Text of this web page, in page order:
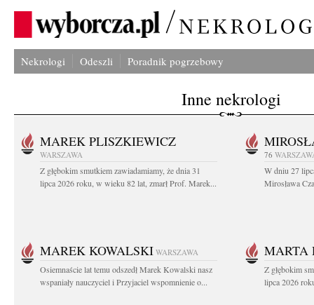
Nekrologi Odeszli Poradnik pogrzebowy
Inne nekrologi
MAREK PLISZKIEWICZ
WARSZAWA
Z głębokim smutkiem zawiadamiamy, że dnia 31
lipca 2026 roku, w wieku 82 lat, zmarł Prof. Marek...
76
W dniu 27
Mirosława
MAREK KOWALSKI WARSZAWA
Osiemnaście lat temu odszedł Marek Kowalski nasz
wspaniały nauczyciel i Przyjaciel wspomnienie o...
MARTA
Z głębokim
lipca 2026